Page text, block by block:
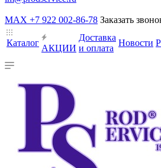
MAX +7 922 002-86-78 Заказать
Каталог
АКЦИИ
Доставка
и оплата
Новости